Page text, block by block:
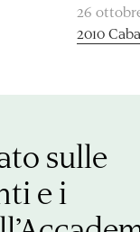
26
2010
sulle
e i